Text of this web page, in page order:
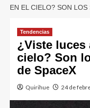
EN EL CIELO? SON
Tendencias
¿Viste luces
cielo? Son
de SpaceX
Quirihue 24 de